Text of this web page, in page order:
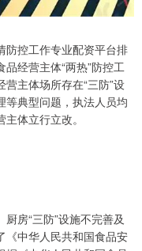
防控工作专业配资平台排
经营主体“两热”防控工
主体场所存在“三防”设
等典型问题，执法人员均
体立行立改。
房“三防”设施不完善及
《中华人民共和国食品安